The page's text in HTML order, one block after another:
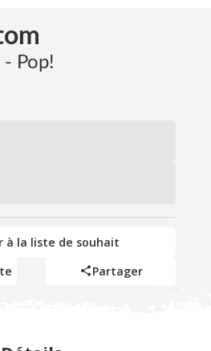
Pop!
à la liste de souhait
Partager